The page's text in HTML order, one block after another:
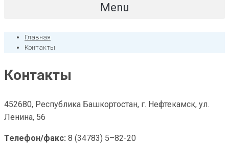
Menu
Главная
Контакты
Контакты
452680, Республика Башкортостан, г. Нефтекамск, ул.
Ленина, 56
Телефон/факс: 8 (34783) 5–82-20